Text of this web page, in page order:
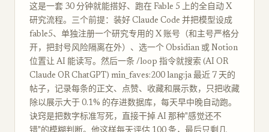
这是一套 30 分钟就能搭好、跑在 Fable 5 上的全自动 X
研究流程。三个前提：装好 Claude Code 并把模型设成
fable5、单独注册一个研究专用的 X 账号（和主号严格分
开，把封号风险隔离在外）、选一个 Obsidian 或 Notion
位置让 AI 能读写。然后一条 /loop 指令就搜索 (AI OR
Claude OR ChatGPT) min_faves:200 lang:ja 最近 7 天的
帖子，记录每条的正文、点赞、收藏和展示数，只把收藏
除以展示大于 0.1% 的存进数据库，每天早中晚自动跑。
诀窍是把数字标准写死，直接干掉 AI 那种"感觉还不